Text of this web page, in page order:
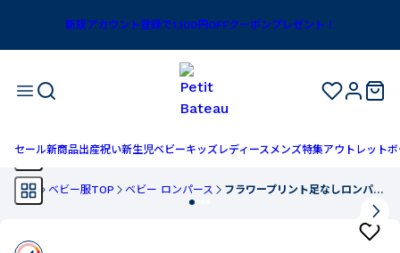
新規アカウント登録で1,100円OFFクーポンプレゼント！
セール新商品出産祝い新生児ベビーキッズ レディースメンズ特集アウトレットボ
TOP ベビー服TOP ベビー ロンパース フラワープリント足なしロンパース